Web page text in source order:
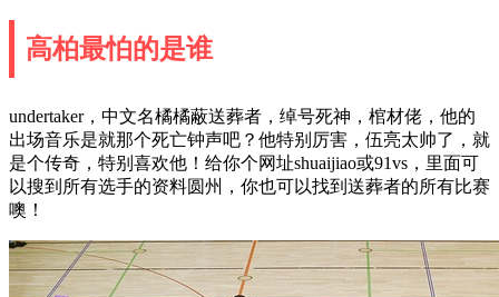
高柏最怕的是谁
undertaker，中文名橘橘蔽送葬者，绰号死神，棺材佬，他的
出场音乐是就那个死亡钟声吧？他特别厉害，伍亮太帅了，就
是个传奇，特别喜欢他！给你个网址shuaijiao或91vs，里面可
以搜到所有选手的资料圆州，你也可以找到送葬者的所有比赛
噢！